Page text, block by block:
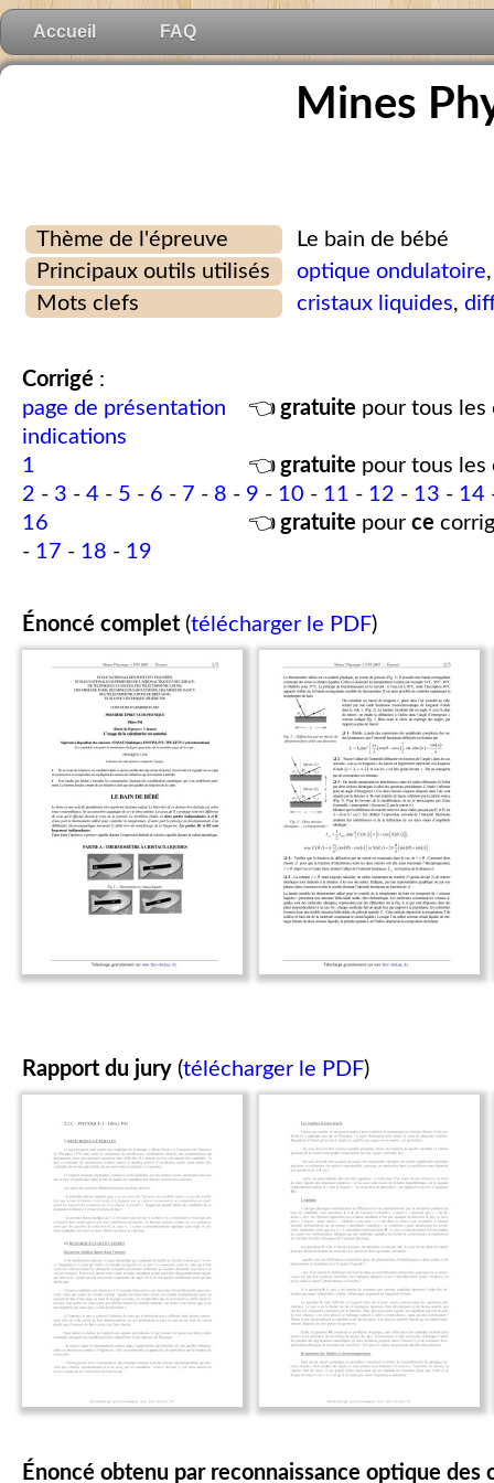
Accueil FAQ
Mines
Thème de l'épreuve
Le bain de bébé
Principaux outils utilisés
optique ondulatoire
Mots clefs
cristaux liquides,
Corrigé :
page de présentation
👈 gratuite pour tous les
indications
1
👈 gratuite pour tous les
2 - 3 - 4 - 5 - 6 - 7 - 8 - 9 - 10 - 11 - 12 - 13 - 14
16
👈 gratuite pour ce
- 17 - 18 - 19
Énoncé complet (télécharger le PDF)
Rapport du jury (télécharger le PDF)
Énoncé obtenu par reconnaissance optique des